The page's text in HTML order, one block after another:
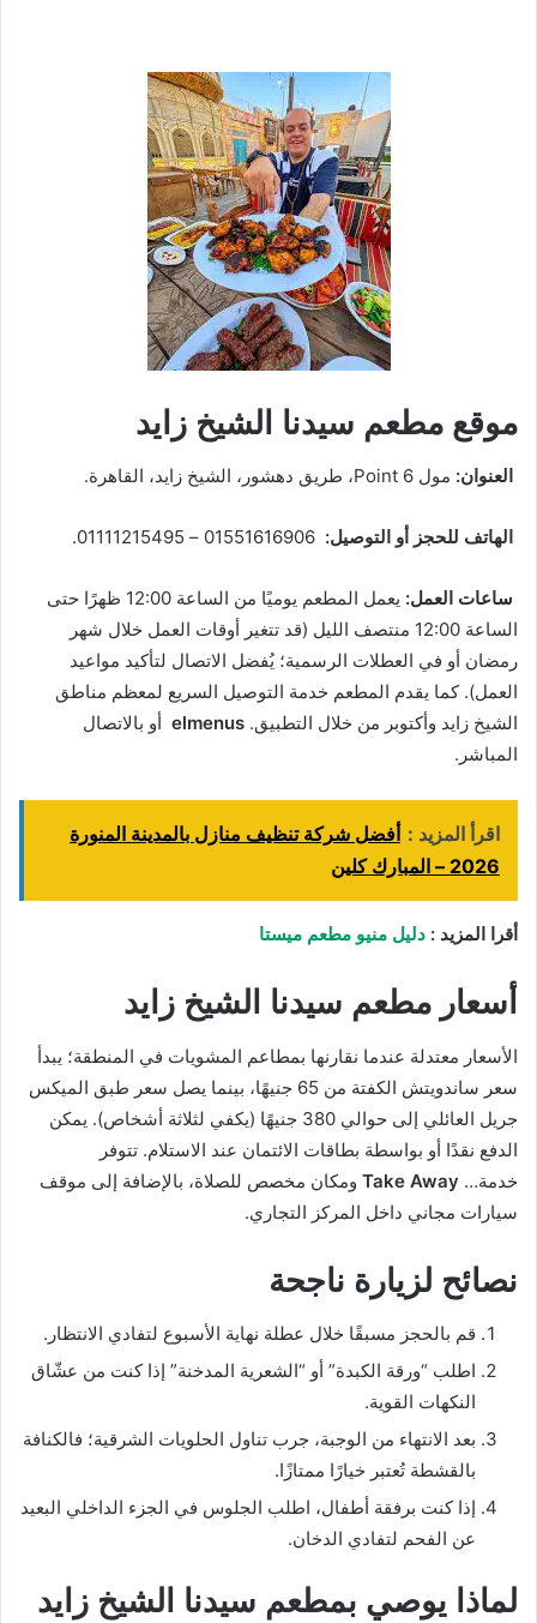
موقع مطعم سيدنا الشيخ زايد
العنوان: مول Point 6، طريق دهشور، الشيخ زايد، القاهرة.
الهاتف للحجز أو التوصيل:
ساعات العمل:
يعمل المطعم يوميًا من الساعة 12:00 ظهرًا حتى
الساعة 12:00 منتصف الليل (قد تتغير أوقات العمل خلال شهر
رمضان أو في العطلات الرسمية؛ يُفضل الاتصال لتأكيد مواعيد
العمل). كما يقدم المطعم خدمة التوصيل السريع لمعظم مناطق
الشيخ زايد وأكتوبر من خلال التطبيق.
أو بالاتصال
المباشر.
اقرأ المزيد : أفضل شركة تنظيف منازل بالمدينة المنورة
2026 – المبارك كلين
أقرا المزيد : دليل منيو مطعم ميستا
أسعار مطعم سيدنا الشيخ زايد
الأسعار معتدلة عندما نقارنها بمطاعم المشويات في المنطقة؛ يبدأ
سعر ساندويتش الكفتة من 65 جنيهًا، بينما يصل سعر طبق الميكس
جريل العائلي إلى حوالي 380 جنيهًا (يكفي لثلاثة أشخاص). يمكن
الدفع نقدًا أو بواسطة بطاقات الائتمان عند الاستلام. تتوفر
خدمة…
ومكان مخصص للصلاة، بالإضافة إلى موقف
سيارات مجاني داخل المركز التجاري.
نصائح لزيارة ناجحة
قم بالحجز مسبقًا خلال عطلة نهاية الأسبوع لتفادي الانتظار.
اطلب “ورقة الكبدة” أو “الشعرية المدخنة” إذا كنت من عشّاق
النكهات القوية.
بعد الانتهاء من الوجبة، جرب تناول الحلويات الشرقية؛ فالكنافة
بالقشطة تُعتبر خيارًا ممتازًا.
إذا كنت برفقة أطفال، اطلب الجلوس في الجزء الداخلي البعيد
عن الفحم لتفادي الدخان.
لماذا يوصي بمطعم سيدنا الشيخ زايد